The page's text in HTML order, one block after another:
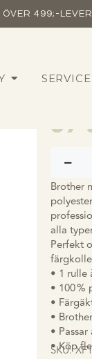
ÖVER 499;-
SERVICE
57
Brother
alla
Perfekt
• 1 rulle
• 100
•
•
•
• Köp
SKU: